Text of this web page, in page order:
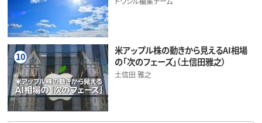
10
米アップル株の動きから見えるAI相場
の「次のフェーズ」（土信田雅之）
土信田 雅之